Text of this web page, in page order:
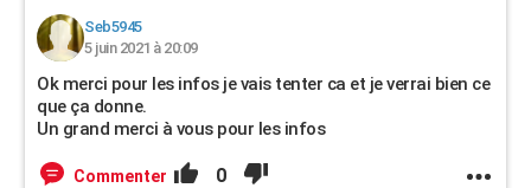
Seb5945
5 juin 2021 à 20:09
Ok merci pour les infos je vais tenter ca et je verrai bien ce
que ça donne.
Un grand merci à vous pour les infos
Commenter 0